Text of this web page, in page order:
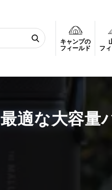
キャンプの
フィールド
フ
きステンレスボトルが登場！
適な大容量